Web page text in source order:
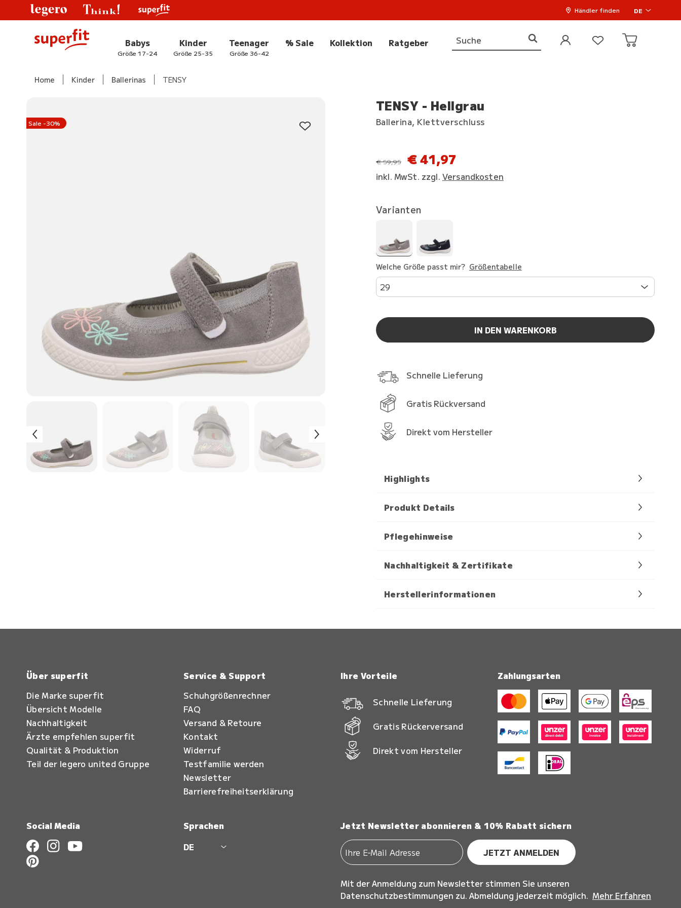
Händler finden DE
Babys
Größe 17-24
Kinder
Größe 25-35
Teenager
Größe 36-42
% Sale Kollektion Ratgeber
Home Kinder Ballerinas TENSY
Sale -30%
TENSY - Hellgrau
Ballerina, Klettverschluss
statt
€ 59,95 € 41,97
inkl. MwSt. zzgl. Versandkosten
Varianten
Welche Größe passt mir? Größentabelle
29
IN DEN WARENKORB
Schnelle Lieferung
Gratis Rückversand
Direkt vom Hersteller
Highlights
Produkt Details
Pflegehinweise
Nachhaltigkeit & Zertifikate
Herstellerinformationen
Über superfit
Die Marke superfit
Übersicht Modelle
Nachhaltigkeit
Ärzte empfehlen superfit
Qualität & Produktion
Teil der legero united Gruppe
Service & Support
Schuhgrößenrechner
FAQ
Versand & Retoure
Kontakt
Widerruf
Testfamilie werden
Newsletter
Barrierefreiheitserklärung
Ihre Vorteile
Schnelle Lieferung
Gratis Rückerversand
Direkt vom Hersteller
Zahlungsarten
Social Media
Sprachen
DE
Jetzt Newsletter abonnieren & 10% Rabatt sichern
JETZT ANMELDEN
Mit der Anmeldung zum Newsletter stimmen Sie unseren
Datenschutzbestimmungen zu. Abmeldung jederzeit möglich. Mehr Erfahren